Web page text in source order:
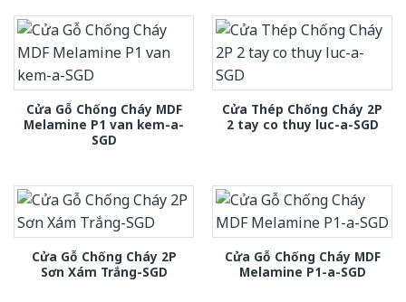
Cửa Gỗ Chống Cháy MDF
Melamine P1 van kem-a-
SGD
Cửa Thép Chống Cháy 2P
2 tay co thuy luc-a-SGD
Cửa Gỗ Chống Cháy 2P
Sơn Xám Trắng-SGD
Cửa Gỗ Chống Cháy MDF
Melamine P1-a-SGD